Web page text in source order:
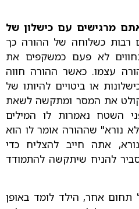
מרגישים עם כישלון של
רבות כשלוחה של ההורה כך
נחווים לא פעם כמשקפים את
עצמו. כאשר ההורה חווה
או ביטויים להיותו של
את המסר ומתקשה לשאת
השטח נאמרות לו המילים
נורא" שההורה אומר לו הוא
אתה חייב להצליח כדי
להניח שיתקשה להתמודד
תחום אחר, הילד לומד באופן